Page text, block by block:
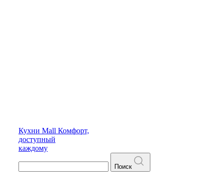
Кухни Mall Комфорт,
доступный
каждому
Поиск